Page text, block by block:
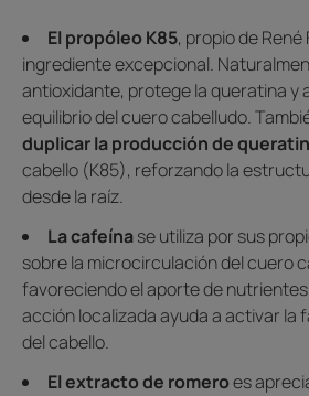
El propóleo K85, propio de
ingrediente excepcional.
antioxidante, protege la queratina y
equilibrio del cuero cabelludo.
duplicar la producción de
cabello (K85), reforzando la
desde la raíz.
La cafeínase utiliza por sus
sobre la microcirculación del cuero
favoreciendo el aporte de nutrientes
acción localizada ayuda a activar la
del cabello.
El extracto de romeroes